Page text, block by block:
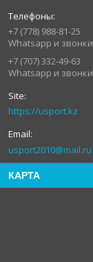
+7 (778) 988-81-25
Whatsapp и звонки
+7 (707) 332-49-63
Whatsapp и звонки
https://usport.kz
usport2010@mail.ru
КАРТА